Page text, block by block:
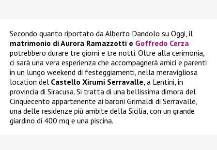
Secondo quanto riportato da Alberto Dandolo su Oggi, il
matrimonio di Aurora Ramazzotti e Goffredo Cerza
potrebbero durare tre giorni e tre notti. Oltre alla cerimonia,
ci sarà una vera esperienza che accompagnerà amici e parenti
in un lungo weekend di festeggiamenti, nella meravigliosa
location del Castello Xirumi Serravalle, a Lentini, in
provincia di Siracusa. Si tratta di una bellissima dimora del
Cinquecento appartenente ai baroni Grimaldi di Serravalle,
una delle residenze più ambite della Sicilia, con un grande
giardino di 400 mq e una piscina.